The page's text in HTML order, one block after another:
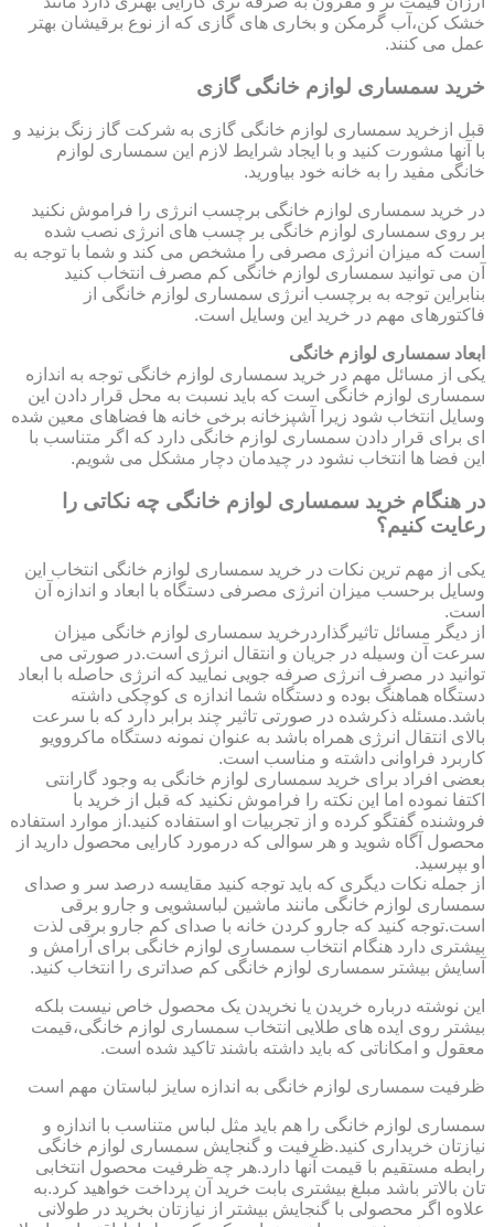
خشک کن،آب گرمکن و بخاری های گازی که از نوع برقیشان بهتر
عمل می کنند.
خرید سمساری لوازم خانگی گازی
قبل ازخرید سمساری لوازم خانگی گازی به شرکت گاز زنگ بزنید و
با آنها مشورت کنید و با ایجاد شرایط لازم این سمساری لوازم
خانگی مفید را به خانه خود بیاورید.
در خرید سمساری لوازم خانگی برچسب انرژی را فراموش نکنید
بر روی سمساری لوازم خانگی بر چسب های انرژی نصب شده
است که میزان انرژی مصرفی را مشخص می کند و شما با توجه به
آن می توانید سمساری لوازم خانگی کم مصرف انتخاب کنید
بنابراین توجه به برچسب انرژی سمساری لوازم خانگی از
فاکتورهای مهم در خرید این وسایل است.
ابعاد سمساری لوازم خانگی
یکی از مسائل مهم در خرید سمساری لوازم خانگی توجه به اندازه
سمساری لوازم خانگی است که باید نسبت به محل قرار دادن این
وسایل انتخاب شود زیرا آشپزخانه برخی خانه ها فضاهای معین شده
ای برای قرار دادن سمساری لوازم خانگی دارد که اگر متناسب با
این فضا ها انتخاب نشود در چیدمان دچار مشکل می شویم.
در هنگام خرید سمساری لوازم خانگی چه نکاتی را
رعایت کنیم؟
یکی از مهم ترین نکات در خرید سمساری لوازم خانگی انتخاب این
وسایل برحسب میزان انرژی مصرفی دستگاه با ابعاد و اندازه آن
است.
از دیگر مسائل تاثیرگذاردرخرید سمساری لوازم خانگی میزان
سرعت آن وسیله در جریان و انتقال انرژی است.در صورتی می
توانید در مصرف انرژی صرفه جویی نمایید که انرژی حاصله با ابعاد
دستگاه هماهنگ بوده و دستگاه شما اندازه ی کوچکی داشته
باشد.مسئله ذکرشده در صورتی تاثیر چند برابر دارد که با سرعت
بالای انتقال انرژی همراه باشد به عنوان نمونه دستگاه ماکروویو
کاربرد فراوانی داشته و مناسب است.
بعضی افراد برای خرید سمساری لوازم خانگی به وجود گارانتی
اکتفا نموده اما این نکته را فراموش نکنید که قبل از خرید با
فروشنده گفتگو کرده و از تجربیات او استفاده کنید.از موارد استفاده
محصول آگاه شوید و هر سوالی که درمورد کارایی محصول دارید از
او بپرسید.
از جمله نکات دیگری که باید توجه کنید مقایسه درصد سر و صدای
سمساری لوازم خانگی مانند ماشین لباسشویی و جارو برقی
است.توجه کنید که جارو کردن خانه با صدای کم جارو برقی لذت
بیشتری دارد هنگام انتخاب سمساری لوازم خانگی برای آرامش و
آسایش بیشتر سمساری لوازم خانگی کم صداتری را انتخاب کنید.
این نوشته درباره خریدن یا نخریدن یک محصول خاص نیست بلکه
بیشتر روی ایده های طلایی انتخاب سمساری لوازم خانگی،قیمت
معقول و امکاناتی که باید داشته باشند تاکید شده است.
ظرفیت سمساری لوازم خانگی به اندازه سایز لباستان مهم است
سمساری لوازم خانگی را هم باید مثل لباس متناسب با اندازه و
نیازتان خریداری کنید.ظرفیت و گنجایش سمساری لوازم خانگی
رابطه مستقیم با قیمت آنها دارد.هر چه ظرفیت محصول انتخابی
تان بالاتر باشد مبلغ بیشتری بابت خرید آن پرداخت خواهید کرد.به
علاوه اگر محصولی با گنجایش بیشتر از نیازتان بخرید در طولانی